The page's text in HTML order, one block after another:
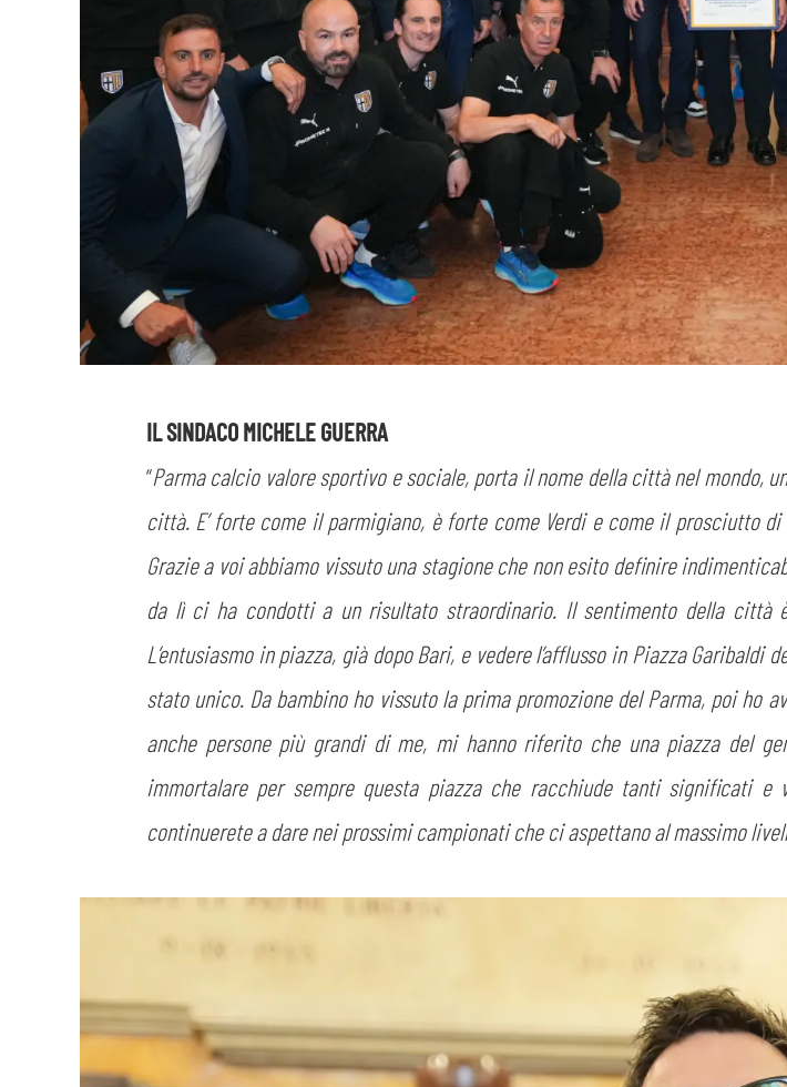
CERCA
IL SINDACO MICHELE GUERRA
“Parma calcio valore sportivo e sociale, porta il nome della città nel mondo,
città. E’ forte come il parmigiano, è forte come Verdi e come il prosciutto
Grazie a voi abbiamo vissuto una stagione che non esito definire
da lì ci ha condotti a un risultato straordinario. Il sentimento della città
L’entusiasmo in piazza, già dopo Bari, e vedere l’afflusso in Piazza
stato unico. Da bambino ho vissuto la prima promozione del Parma, poi ho
anche persone più grandi di me, mi hanno riferito che una piazza del
immortalare per sempre questa piazza che racchiude tanti significati
continuerete a dare nei prossimi campionati che ci aspettano al massimo
ACCETTA E